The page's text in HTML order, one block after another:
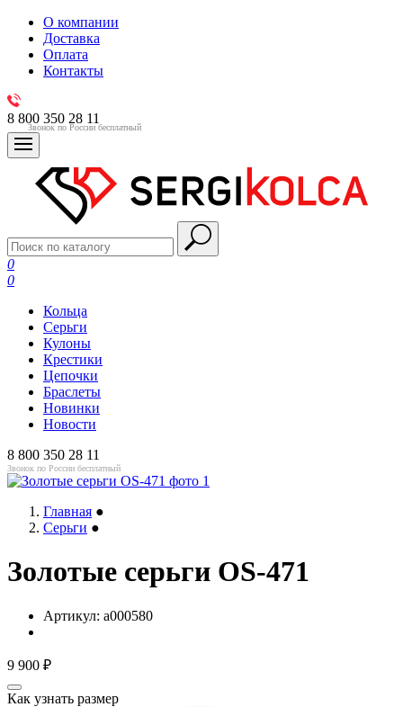
О компании
Доставка
Оплата
Контакты
8 800 350 28 11
Звонок по России бесплатный
0
0
Кольца
Серьги
Кулоны
Крестики
Цепочки
Браслеты
Новинки
Новости
8 800 350 28 11
Звонок по России бесплатный
Главная ●
Серьги ●
Золотые серьги OS-471
Артикул: a000580
9 900 ₽
Как узнать размер